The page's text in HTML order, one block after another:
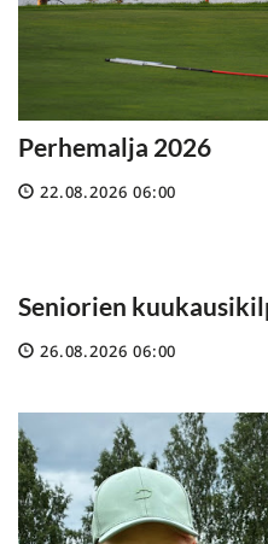
Perhemalja 2026
22.08.2026 06:00
Seniorien
26.08.2026 06:00